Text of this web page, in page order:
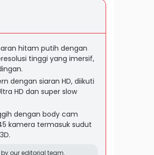
hitam putih dengan
tinggi yang imersif,
dengan siaran HD, diikuti
HD dan super slow
dengan body cam
kamera termasuk sudut
our editorial team.